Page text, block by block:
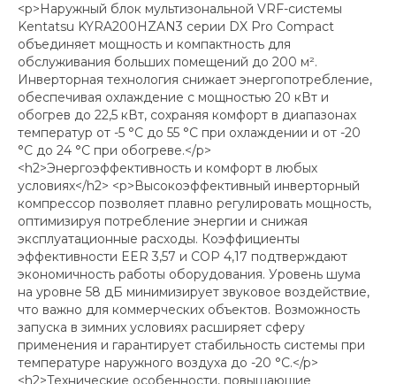
<p>Наружный блок мультизональной VRF-системы
Kentatsu KYRA200HZAN3 серии DX Pro Compact
объединяет мощность и компактность для
обслуживания больших помещений до 200 м².
Инверторная технология снижает энергопотребление,
обеспечивая охлаждение с мощностью 20 кВт и
обогрев до 22,5 кВт, сохраняя комфорт в диапазонах
температур от -5 °C до 55 °C при охлаждении и от -20
°C до 24 °C при обогреве.</p>
<h2>Энергоэффективность и комфорт в любых
условиях</h2> <p>Высокоэффективный инверторный
компрессор позволяет плавно регулировать мощность,
оптимизируя потребление энергии и снижая
эксплуатационные расходы. Коэффициенты
эффективности EER 3,57 и COP 4,17 подтверждают
экономичность работы оборудования. Уровень шума
на уровне 58 дБ минимизирует звуковое воздействие,
что важно для коммерческих объектов. Возможность
запуска в зимних условиях расширяет сферу
применения и гарантирует стабильность системы при
температуре наружного воздуха до -20 °C.</p>
<h2>Технические особенности, повышающие